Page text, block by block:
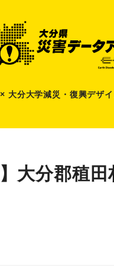
大分大学減災 ・ 復興デザ
大分郡稙田